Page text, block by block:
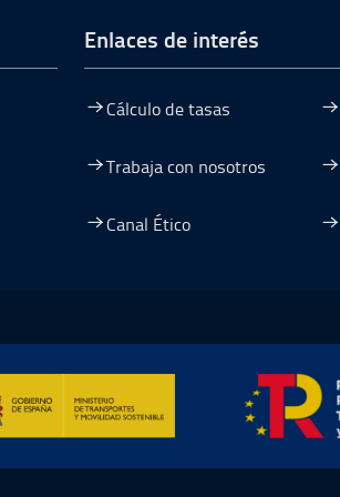
página
ventanaventana
una nueva ventana
Enlaces de interés
Cálculo de tasas
Trabaja con nosotros
Canal Ético
y Resiliencia, abre en ventana nueva